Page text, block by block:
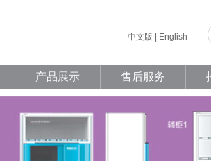
中文版 English
产品展示 售后服务